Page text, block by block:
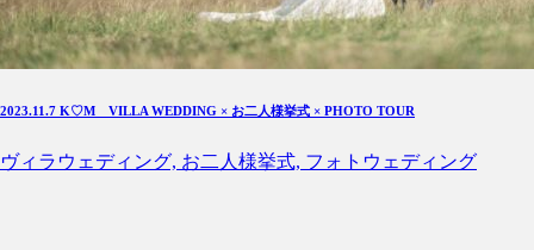
2023.11.7 K♡M VILLA WEDDING × お二人様挙式 × PHOTO TOUR
ヴィラウェディング, お二人様挙式, フォトウェディング